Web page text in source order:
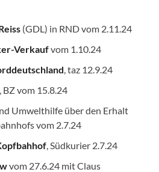
(GDL) in RND vom 2.11.24
Verkaufvom 1.10.24
, taz 12.9.24
, BZ vom 15.8.24
Umwelthilfe über den Erhalt
vom 2.7.24
, Südkurier 2.7.24
vom 27.6.24 mit Claus